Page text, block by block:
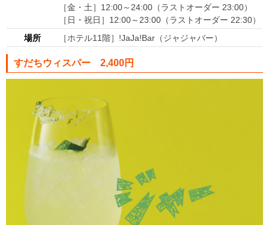
［金・土］12:00～24:00（ラストオーダー 23:00）
［日・祝日］12:00～23:00（ラストオーダー 22:30）
場所
［ホテル11階］!JaJa!Bar（ジャジャバー）
すだちウィスパー 2,400円